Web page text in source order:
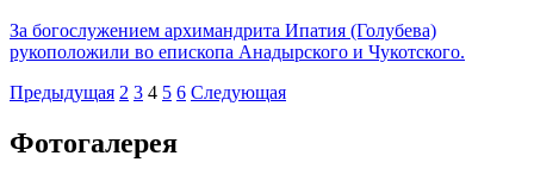
За богослужением архимандрита Ипатия (Голубева)
рукоположили во епископа Анадырского и Чукотского.
Предыдущая 2 3 4 5 6 Следующая
Фотогалерея